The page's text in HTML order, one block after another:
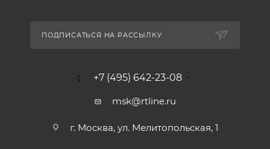
ПОДПИСАТЬСЯ НА РАССЫЛКУ
+7 (495) 642-23-08
msk@rtline.ru
г. Москва, ул. Мелитопольская, 1